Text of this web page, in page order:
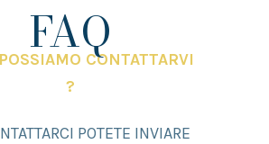
FAQCONTATTARVI
?
POTETE INVIARE